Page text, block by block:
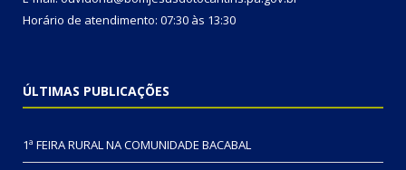
Horário de atendimento: 07:30 às 13:30
ÚLTIMAS PUBLICAÇÕES
1ª FEIRA RURAL NA COMUNIDADE BACABAL